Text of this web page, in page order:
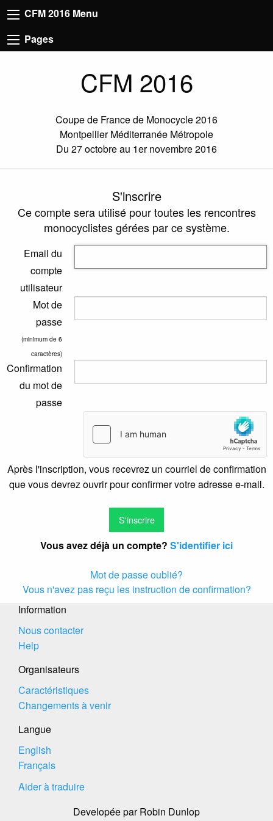
CFM 2016 Menu
Pages
CFM 2016
Coupe de France de Monocycle 2016
Montpellier Méditerranée Métropole
Du 27 octobre au 1er novembre 2016
S'inscrire
Ce compte sera utilisé pour toutes les rencontres
monocyclistes gérées par ce système.
Email du
compte
utilisateur
Mot de
passe
(minimum de 6
caractères)
Confirmation
du mot de
passe
Après l'inscription, vous recevrez un courriel de confirmation
que vous devrez ouvrir pour confirmer votre adresse e-mail.
Vous avez déjà un compte? S'identifier ici
Mot de passe oublié?
Vous n'avez pas reçu les instruction de confirmation?
Information
Nous contacter
Help
Organisateurs
Caractéristiques
Changements à venir
Langue
English
Français
Aider à traduire
Developée par Robin Dunlop